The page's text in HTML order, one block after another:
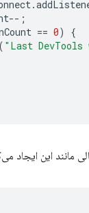
.
-- ;
== 0)
{
( "Last DevTools